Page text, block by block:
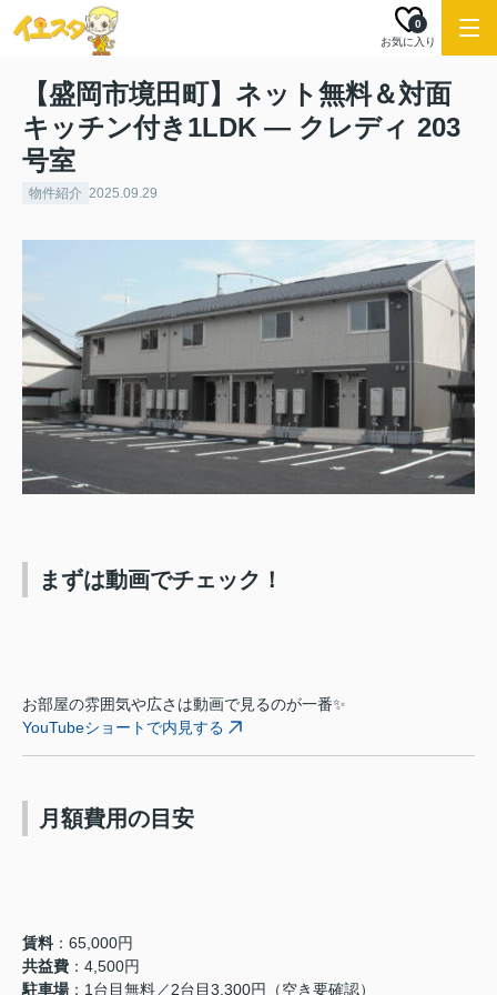
お気に入り
0
【盛岡市境田町】ネット無料＆対面
キッチン付き1LDK ― クレディ 203
号室
物件紹介 2025.09.29
まずは動画でチェック！
お部屋の雰囲気や広さは動画で見るのが一番✨
YouTubeショートで内見する
月額費用の目安
賃料：65,000円
共益費 ：4,500円
駐車場：1台目無料／2台目3,300円（空き要確認）